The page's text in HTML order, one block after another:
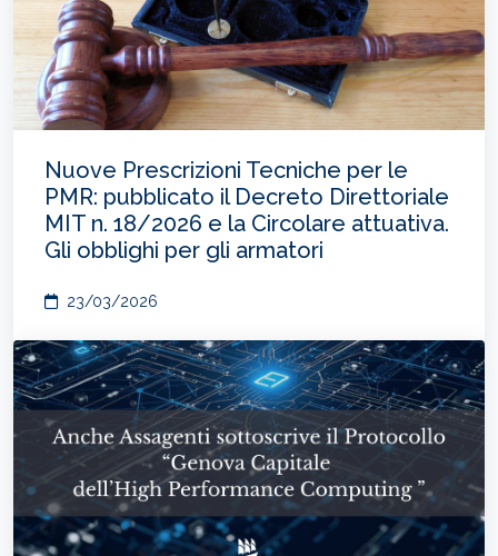
Nuove Prescrizioni Tecniche per le
PMR: pubblicato il Decreto Direttoriale
MIT n. 18/2026 e la Circolare attuativa.
Gli obblighi per gli armatori
23/03/2026